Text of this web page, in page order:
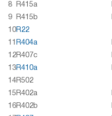
8
R415a
9
R415b
10R22
11 R404a
12R407c
13R410a
14R502
15 R402a
16R402b